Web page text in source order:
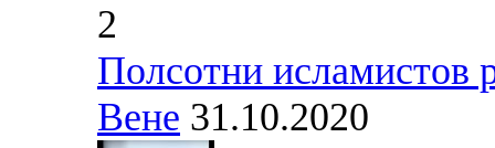
2
Полсотни исламистов
Вене 31.10.2020